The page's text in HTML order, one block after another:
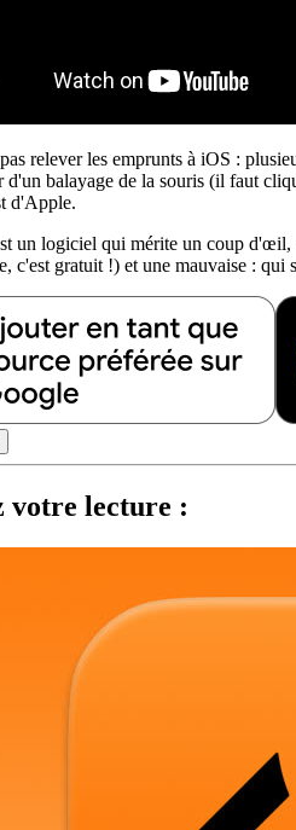
relever les emprunts à iOS :
d'un balayage de la souris (il faut
d'Apple.
un logiciel qui mérite un coup d'œil,
c'est gratuit !) et une mauvaise : qui
votre lecture :